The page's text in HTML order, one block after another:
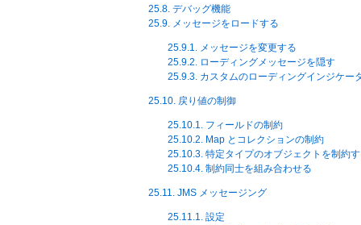
25.8. デバッグ機能
25.9. メッセージをロードする
25.9.1. メッセージを変更する
25.9.2. ローディングメッセージを隠す
25.9.3. カスタムのローディングインジケー
25.10. 戻り値の制御
25.10.1. フィールドの制約
25.10.2. Map とコレクションの制約
25.10.3. 特定タイプのオブジェクトを制約
25.10.4. 制約同士を組み合わせる
25.11. JMS メッセージング
25.11.1. 設定